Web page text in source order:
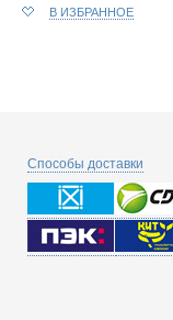
В ИЗБРАННОЕ
Способы доставки